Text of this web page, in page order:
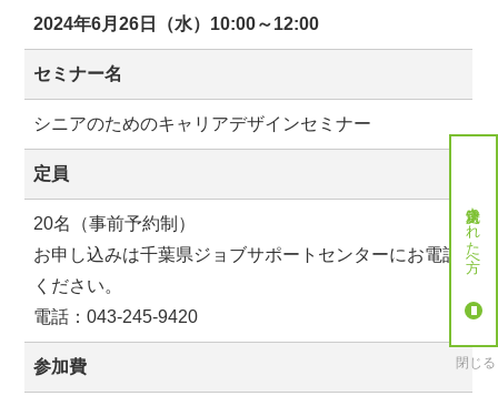
2024年6月26日（水）10:00～12:00
セミナー名
シニアのためのキャリアデザインセミナー
定員
20名（事前予約制）
お申し込みは千葉県ジョブサポートセンターにお電話
ください。
電話：043-245-9420
参加費
就労決定された方へ
閉じる